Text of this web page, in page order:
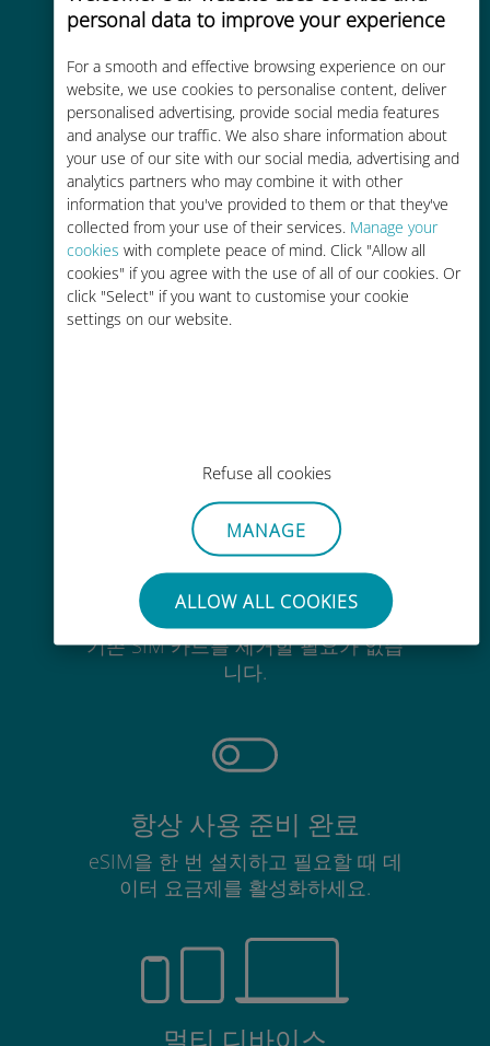
personal data to improve your experience
For a smooth and effective browsing experience on our
website, we use cookies to personalise content, deliver
personalised advertising, provide social media features
and analyse our traffic. We also share information about
your use of our site with our social media, advertising and
analytics partners who may combine it with other
information that you've provided to them or that they've
collected from your use of their services. Manage your
cookies with complete peace of mind. Click "Allow all
cookies" if you agree with the use of all of our cookies. Or
click "Select" if you want to customise your cookie
settings on our website.
Refuse all cookies
MANAGE
ALLOW ALL COOKIES
품질 셀룰러 연결 제공
비용 효율적
기존 통신사 로밍 요금보다 최대
90% 저렴합니다.
간편한
기존 SIM 카드를 제거할 필요가 없습
니다.
항상 사용 준비 완료
eSIM을 한 번 설치하고 필요할 때 데
이터 요금제를 활성화하세요.